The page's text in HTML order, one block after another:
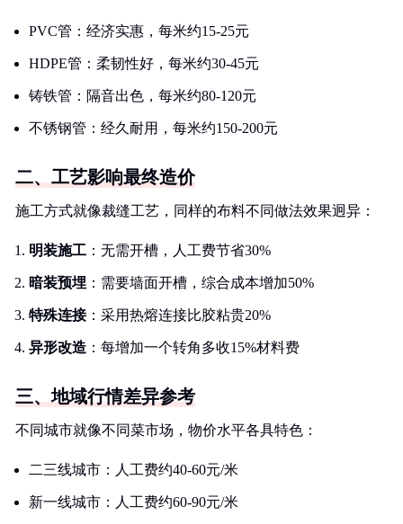
PVC管：经济实惠，每米约15-25元
HDPE管：柔韧性好，每米约30-45元
铸铁管：隔音出色，每米约80-120元
不锈钢管：经久耐用，每米约150-200元
二、工艺影响最终造价
施工方式就像裁缝工艺，同样的布料不同做法效果迥异：
明装施工 ：无需开槽，人工费节省30%
暗装预埋 ：需要墙面开槽，综合成本增加50%
特殊连接：采用热熔连接比胶粘贵20%
异形改造 ：每增加一个转角多收15%材料费
三、地域行情差异参考
不同城市就像不同菜市场，物价水平各具特色：
二三线城市：人工费约40-60元/米
新一线城市：人工费约60-90元/米